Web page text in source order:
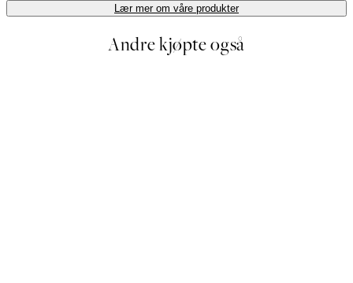
Lær mer om våre produkter
Andre kjøpte også